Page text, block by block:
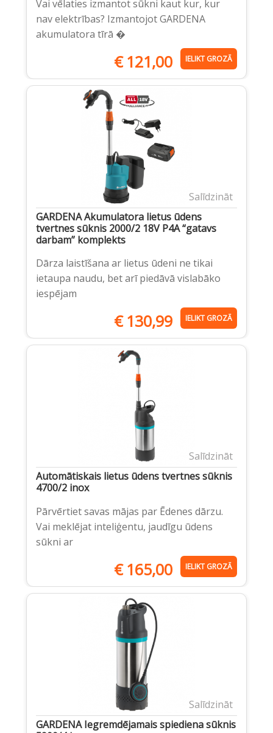
Vai vēlaties izmantot sūkni kaut kur, kur
nav elektrības? Izmantojot GARDENA
akumulatora tīrā �
€121,00 IELIKT GROZĀ
Salīdzināt
GARDENA Akumulatora lietus ūdens
tvertnes sūknis 2000/2 18V P4A “gatavs
darbam” komplekts
Dārza laistīšana ar lietus ūdeni ne tikai
ietaupa naudu, bet arī piedāvā vislabāko
iespējam
€130,99 IELIKT GROZĀ
Salīdzināt
Automātiskais lietus ūdens tvertnes sūknis
4700/2 inox
Pārvērtiet savas mājas par Ēdenes dārzu.
Vai meklējat inteliģentu, jaudīgu ūdens
sūkni ar
€165,00 IELIKT GROZĀ
Salīdzināt
GARDENA Iegremdējamais spiediena sūknis